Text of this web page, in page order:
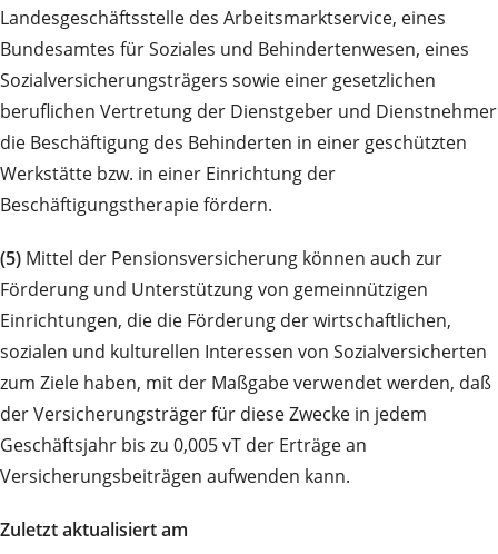
Landesgeschäftsstelle des Arbeitsmarktservice, eines
Bundesamtes für Soziales und Behindertenwesen, eines
Sozialversicherungsträgers sowie einer gesetzlichen
beruflichen Vertretung der Dienstgeber und Dienstnehmer
die Beschäftigung des Behinderten in einer geschützten
Werkstätte bzw. in einer Einrichtung der
Beschäftigungstherapie fördern.
(5) Mittel der Pensionsversicherung können auch zur
Förderung und Unterstützung von gemeinnützigen
Einrichtungen, die die Förderung der wirtschaftlichen,
sozialen und kulturellen Interessen von Sozialversicherten
zum Ziele haben, mit der Maßgabe verwendet werden, daß
der Versicherungsträger für diese Zwecke in jedem
Geschäftsjahr bis zu 0,005 vT der Erträge an
Versicherungsbeiträgen aufwenden kann.
Zuletzt aktualisiert am